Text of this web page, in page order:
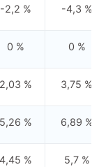
-2,2 % -4,3 %
0 % 0 %
2,03 % 3,75 %
5,26 % 6,89 %
4,45 % 5,7 %